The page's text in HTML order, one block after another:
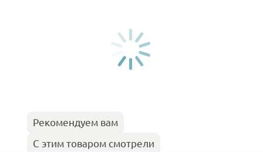
Рекомендуем вам
С этим товаром смотрели